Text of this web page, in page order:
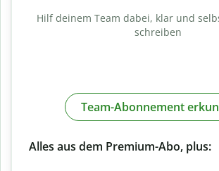
Hilf deinem Team dabei, klar und
schreiben
Team-Abonnement
Alles aus dem Premium-Abo, plus: